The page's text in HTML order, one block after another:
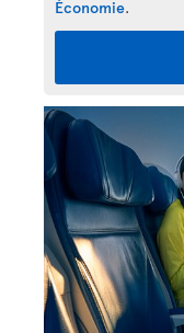
Économie.